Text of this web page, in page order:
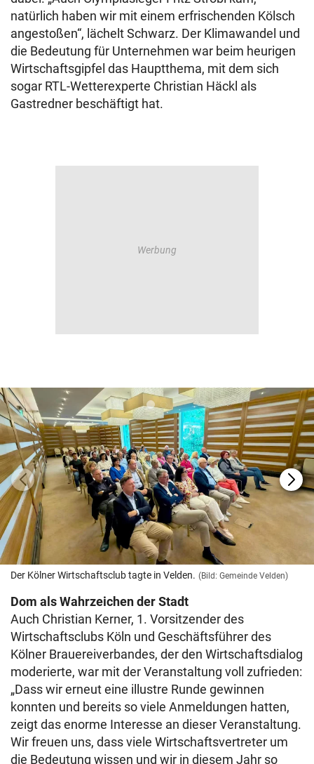
natürlich haben wir mit einem erfrischenden Kölsch
angestoßen“, lächelt Schwarz. Der Klimawandel und
die Bedeutung für Unternehmen war beim heurigen
Wirtschaftsgipfel das Hauptthema, mit dem sich
sogar RTL-Wetterexperte Christian Häckl als
Gastredner beschäftigt hat.
Der Kölner Wirtschaftsclub tagte in Velden. (Bild: Gemeinde Velden)
Dom als Wahrzeichen der Stadt
Auch Christian Kerner, 1. Vorsitzender des
Wirtschaftsclubs Köln und Geschäftsführer des
Kölner Brauereiverbandes, der den Wirtschaftsdialog
moderierte, war mit der Veranstaltung voll zufrieden:
„Dass wir erneut eine illustre Runde gewinnen
konnten und bereits so viele Anmeldungen hatten,
zeigt das enorme Interesse an dieser Veranstaltung.
Wir freuen uns, dass viele Wirtschaftsvertreter um
die Bedeutung wissen und wir in diesem Jahr so